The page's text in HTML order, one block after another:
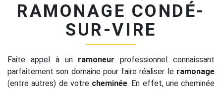
RAMONAGE CONDÉ-
SUR-VIRE
Faite appel à un ramoneur professionnel connaissant
parfaitement son domaine pour faire réaliser le ramonage
(entre autres) de votre cheminée. En effet, une cheminée